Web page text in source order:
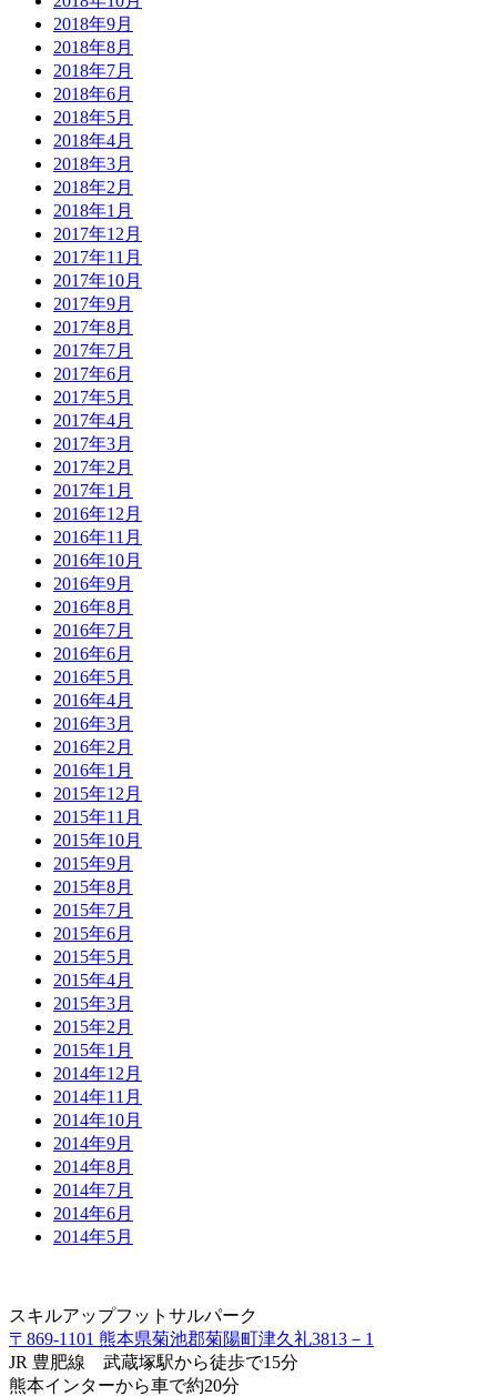
2018年9月
2018年8月
2018年7月
2018年6月
2018年5月
2018年4月
2018年3月
2018年2月
2018年1月
2017年12月
2017年11月
2017年10月
2017年9月
2017年8月
2017年7月
2017年6月
2017年5月
2017年4月
2017年3月
2017年2月
2017年1月
2016年12月
2016年11月
2016年10月
2016年9月
2016年8月
2016年7月
2016年6月
2016年5月
2016年4月
2016年3月
2016年2月
2016年1月
2015年12月
2015年11月
2015年10月
2015年9月
2015年8月
2015年7月
2015年6月
2015年5月
2015年4月
2015年3月
2015年2月
2015年1月
2014年12月
2014年11月
2014年10月
2014年9月
2014年8月
2014年7月
2014年6月
2014年5月
スキルアップフットサルパーク
〒869-1101 熊本県菊池郡菊陽町津久礼3813－1
JR 豊肥線 武蔵塚駅から徒歩で15分
熊本インターから車で約20分